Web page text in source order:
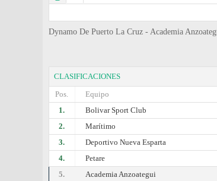
Dynamo De Puerto La Cruz - Academia
CLASIFICACIONES
Pos.
Equipo
1.
Bolivar Sport Club
2.
Marítimo
3.
Deportivo Nueva Esparta
4.
Petare
5.
Academia Anzoategui